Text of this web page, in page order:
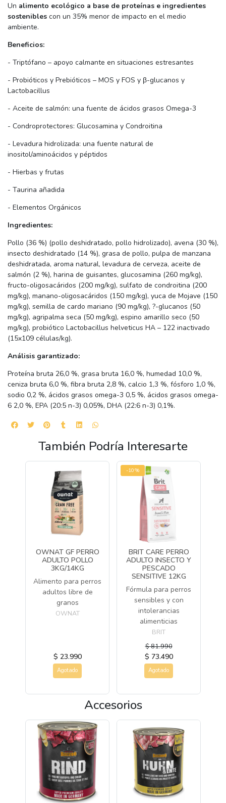
Un alimento ecológico a base de proteínas e ingredientes
sostenibles con un 35% menor de impacto en el medio
ambiente.
Beneficios:
- Triptófano – apoyo calmante en situaciones estresantes
- Probióticos y Prebióticos – MOS y FOS y β-glucanos y
Lactobacillus
- Aceite de salmón: una fuente de ácidos grasos Omega-3
- Condroprotectores: Glucosamina y Condroitina
- Levadura hidrolizada: una fuente natural de
inositol/aminoácidos y péptidos
- Hierbas y frutas
- Taurina añadida
- Elementos Orgánicos
Ingredientes:
Pollo (36 %) (pollo deshidratado, pollo hidrolizado), avena (30 %),
insecto deshidratado (14 %), grasa de pollo, pulpa de manzana
deshidratada, aroma natural, levadura de cerveza, aceite de
salmón (2 %), harina de guisantes, glucosamina (260 mg/kg),
fructo-oligosacáridos (200 mg/kg), sulfato de condroitina (200
mg/kg), manano-oligosacáridos (150 mg/kg), yuca de Mojave (150
mg/kg), semilla de cardo mariano (90 mg/kg), ?-glucanos (50
mg/kg), agripalma seca (50 mg/kg), espino amarillo seco (50
mg/kg), probiótico Lactobacillus helveticus HA – 122 inactivado
(15x109 células/kg).
Análisis garantizado:
Proteína bruta 26,0 %, grasa bruta 16,0 %, humedad 10,0 %,
ceniza bruta 6,0 %, fibra bruta 2,8 %, calcio 1,3 %, fósforo 1,0 %,
sodio 0,2 %, ácidos grasos omega-3 0,5 %, ácidos grasos omega-
6 2,0 %, EPA (20:5 n-3) 0,05%, DHA (22:6 n-3) 0,1%.
También Podría Interesarte
OWNAT GF PERRO
ADULTO POLLO
3KG/14KG
Alimento para perros
adultos libre de
granos
OWNAT
$ 23.990
Agotado
-10%
BRIT CARE PERRO
ADULTO INSECTO Y
PESCADO
SENSITIVE 12KG
Fórmula para perros
sensibles y con
intolerancias
alimenticias
BRIT
$ 81.990
$ 73.490
Agotado
Accesorios